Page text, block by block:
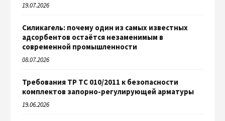
19.07.2026
Силикагель: почему один из самых известных
адсорбентов остаётся незаменимым в
современной промышленности
08.07.2026
Требования ТР ТС 010/2011 к безопасности
комплектов запорно-регулирующей арматуры
19.06.2026